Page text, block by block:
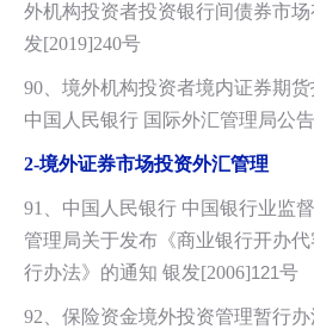
外机构投资者投资银行间债券市
发[2019]240号
90、 境外机构投资者境内证券期
中国人民银行 国际外汇管理局公
2-境外证券市场投资外汇管理
91、中国人民银行 中国银行业监
管理局关于发布《商业银行开办
行办法》的通知 银发[2006]121号
92 、保险资金境外投资管理暂行